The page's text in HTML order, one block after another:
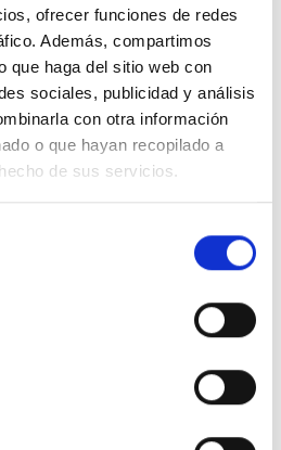
ofrecer funciones de redes
Además, compartimos
que haga del sitio web con
sociales, publicidad y análisis
con otra información
o que hayan recopilado a
de sus servicios.
1 elemento cristal negro
categoría: